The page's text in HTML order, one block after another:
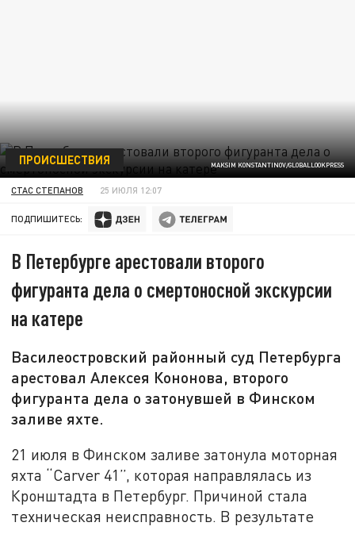
MAKSIM KONSTANTINOV/GLOBALLOOKPRESS
ПРОИСШЕСТВИЯ
СТАС СТЕПАНОВ 25 ИЮЛЯ 12:07
ПОДПИШИТЕСЬ:
В Петербурге арестовали второго
фигуранта дела о смертоносной экскурсии
на катере
Василеостровский районный суд Петербурга
арестовал Алексея Кононова, второго
фигуранта дела о затонувшей в Финском
заливе яхте.
21 июля в Финском заливе затонула моторная
яхта “Carver 41”, которая направлялась из
Кронштадта в Петербург. Причиной стала
техническая неисправность. В результате